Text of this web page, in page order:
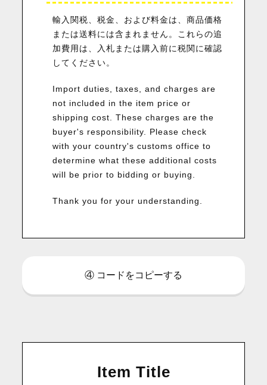
輸入関税、税金、および料金は、商品価格
または送料には含まれません。これらの追
加費用は、入札または購入前に税関に確認
してください。
Import duties, taxes, and charges are
not included in the item price or
shipping cost. These charges are the
buyer's responsibility. Please check
with your country's customs office to
determine what these additional costs
will be prior to bidding or buying.
Thank you for your understanding.
④ コードをコピーする
Item Title